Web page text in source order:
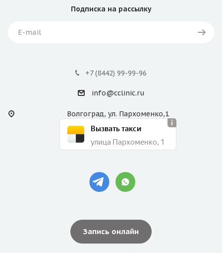
Подписка на рассылку
+7 (8442) 99-99-96
info@cclinic.ru
Волгоград, ул. Пархоменко,1
Вызвать такси
улица Пархоменко, 1
Запись онлайн